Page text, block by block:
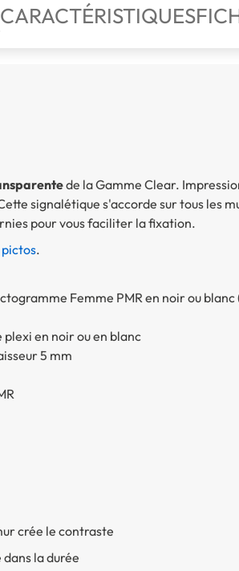
CARACTÉRISTIQUES
de la Gamme Clear.
signalétique s'accorde sur tous les
pour vous faciliter la fixation.
.
Femme PMR en noir ou blanc
en noir ou en blanc
5 mm
crée le contraste
la durée